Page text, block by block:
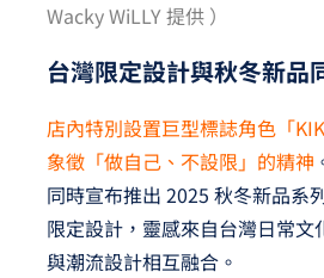
Wacky WiLLY 提供 ）
台灣限定設計與秋冬新品
店內特別設置巨型標誌角色「
象徵「做自己、不設限」的精神
同時宣布推出 2025 秋冬新品系
限定設計，靈感來自台灣日常文
與潮流設計相互融合。